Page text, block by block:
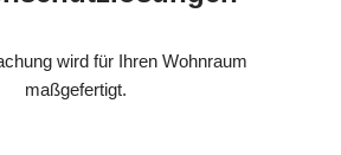
wird für Ihren Wohnraum
maßgefertigt.